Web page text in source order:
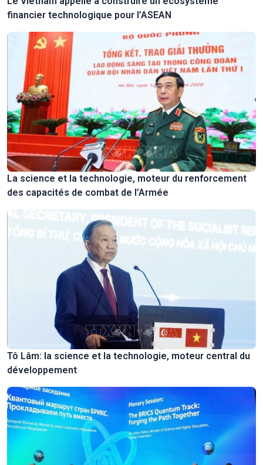
financier technologique pour l’ASEAN
La science et la technologie, moteur du renforcement
des capacités de combat de l’Armée
Tô Lâm: la science et la technologie, moteur central du
développement